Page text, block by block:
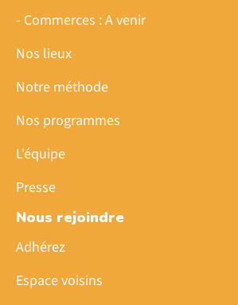
- Commerces : A venir
Nos lieux
Notre méthode
Nos programmes
L'équipe
Presse
Nous rejoindre
Adhérez
Espace voisins